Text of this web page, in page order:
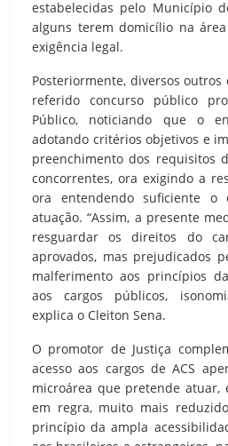
estabelecidas pelo Município
alguns terem domicílio na
exigência legal.
Posteriormente, diversos outros
referido concurso público
Público, noticiando que o
adotando critérios objetivos e
preenchimento dos requisitos
concorrentes, ora exigindo a
ora entendendo suficiente
atuação. “Assim, a presente
resguardar os direitos do
aprovados, mas prejudicados
malferimento aos princípios
aos cargos públicos,
explica o Cleiton Sena.
O promotor de Justiça
acesso aos cargos de ACS
microárea que pretende atuar,
em regra, muito mais
princípio da ampla